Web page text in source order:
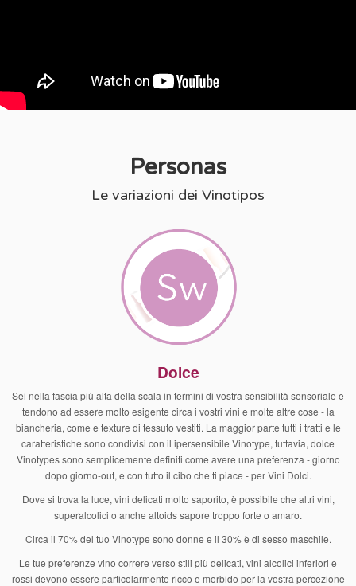
Personas
Le variazioni dei Vinotipos
Dolce
Sei nella fascia più alta della scala in termini di vostra sensibilità sensoriale e
tendono ad essere molto esigente circa i vostri vini e molte altre cose - la
biancheria, come e texture di tessuto vestiti. La maggior parte tutti i tratti e le
caratteristiche sono condivisi con il ipersensibile Vinotype, tuttavia, dolce
Vinotypes sono semplicemente definiti come avere una preferenza - giorno
dopo giorno-out, e con tutto il cibo che ti piace - per Vini Dolci.
Dove si trova la luce, vini delicati molto saporito, è possibile che altri vini,
superalcolici o anche altoids sapore troppo forte o amaro.
Circa il 70% del tuo Vinotype sono donne e il 30% è di sesso maschile.
Le tue preferenze vino correre verso stili più delicati, vini alcolici inferiori e
rossi devono essere particolarmente ricco e morbido per la vostra percezione